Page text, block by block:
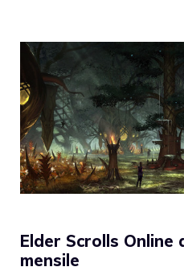
Elder Scrolls Online
mensile